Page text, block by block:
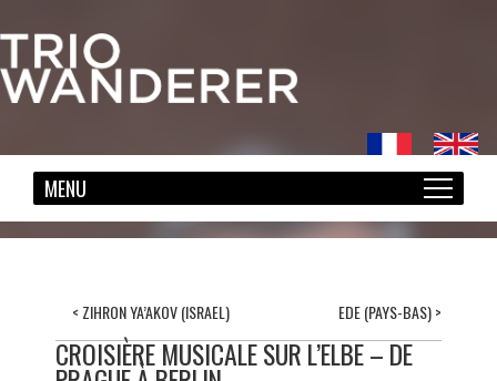
< ZIHRON YA’AKOV (ISRAEL) EDE (PAYS-BAS)>
CROISIÈRE MUSICALE SUR L’ELBE – DE